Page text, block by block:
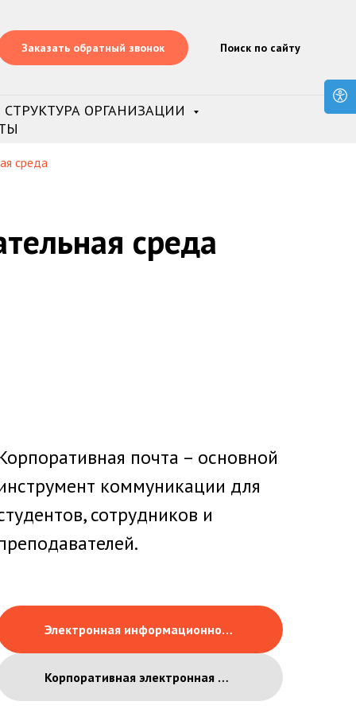
Заказать обратный звонок Поиск по сайту
СТРУКТУРА ОРГАНИЗАЦИИ
среда
среда
почта – основной
коммуникации для
сотрудников и
Электронная информационно-образовательная среда
Корпоративная электронная почта